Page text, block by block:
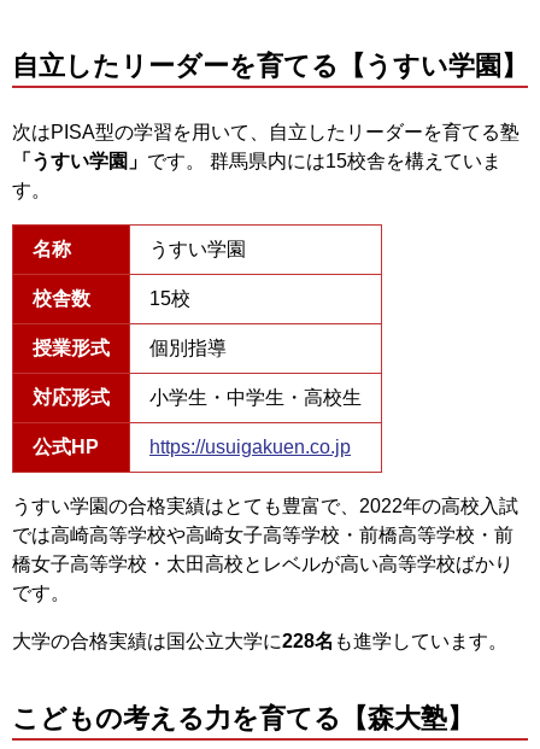
自立したリーダーを育てる【うすい学園】
次はPISA型の学習を用いて、自立したリーダーを育てる塾
「うすい学園」 です。 群馬県内には15校舎を構えていま
す。
名称 うすい学園
校舎数 15校
授業形式 個別指導
対応形式 小学生・中学生・高校生
公式HP https://usuigakuen.co.jp
うすい学園の合格実績はとても豊富で、2022年の高校入試
では高崎高等学校や高崎女子高等学校・前橋高等学校・前
橋女子高等学校・太田高校とレベルが高い高等学校ばかり
です。
大学の合格実績は国公立大学に228名 も進学しています。
こどもの考える力を育てる【森大塾】